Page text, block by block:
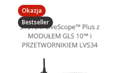
Okazja
Bestseller